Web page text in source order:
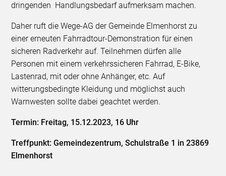
dringenden Handlungsbedarf aufmerksam machen.
Daher ruft die Wege-AG der Gemeinde Elmenhorst zu
einer erneuten Fahrradtour-Demonstration für einen
sicheren Radverkehr auf. Teilnehmen dürfen alle
Personen mit einem verkehrssicheren Fahrrad, E-Bike,
Lastenrad, mit oder ohne Anhänger, etc. Auf
witterungsbedingte Kleidung und möglichst auch
Warnwesten sollte dabei geachtet werden.
Termin: Freitag, 15.12.2023, 16 Uhr
Treffpunkt: Gemeindezentrum, Schulstraße 1 in 23869
Elmenhorst